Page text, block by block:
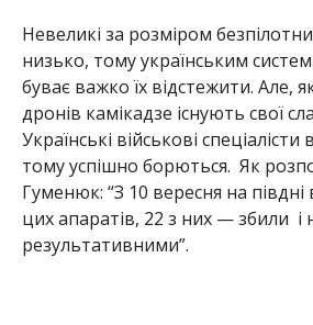
Невеликі за розміром
низько, тому українським
буває важко їх відстежити. Але, як
дронів камікадзе існують свої
Українські військові
тому успішно борються. Як
Гуменюк: “З 10 вересня на
цих апаратів, 22 з них — збили і
результативними”.